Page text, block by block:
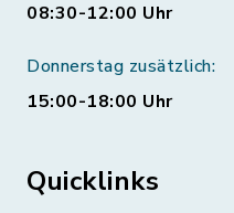
08:30-12:00 Uhr
Donnerstag zusätzlich:
15:00-18:00 Uhr
Quicklinks